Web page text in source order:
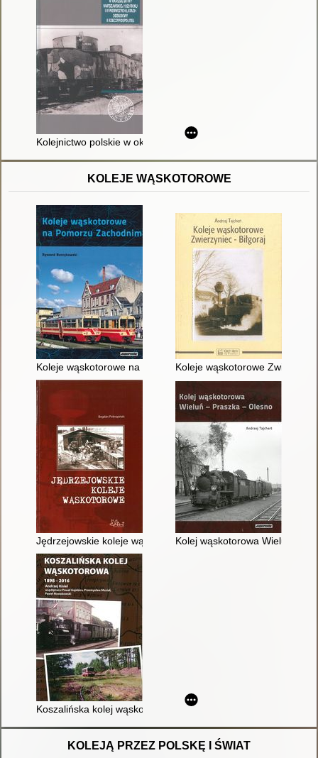
Kolejnictwo polskie w okresie bitwy warszawskiej 1920 roku i
KOLEJE WĄSKOTOROWE
Koleje wąskotorowe na Pomorzu Zachodnim
Koleje wąskotorowe
Jędrzejowskie koleje wąskotoroweKolej wąskotorowa Wieluń -
Koszalińska kolej wąskotorowa 1898-2016
KOLEJĄ PRZEZ POLSKĘ I ŚWIAT